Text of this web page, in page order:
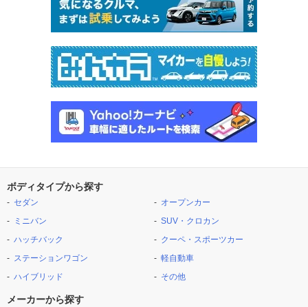
ボディタイプから探す
セダン
ミニバン
ハッチバック
ステーションワゴン
ハイブリッド
オープンカー
SUV・クロカン
クーペ・スポーツカー
軽自動車
その他
メーカーから探す